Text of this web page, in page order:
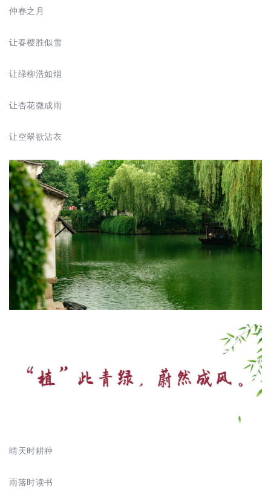
仲春之月
让春樱胜似雪
让绿柳浩如烟
让杏花微成雨
让空翠欲沾衣
晴天时耕种
雨落时读书